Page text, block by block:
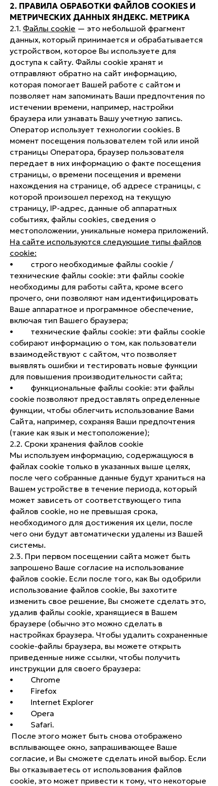
2. ПРАВИЛА ОБРАБОТКИ ФАЙЛОВ COOKIES И
МЕТРИЧЕСКИХ ДАННЫХ ЯНДЕКС. МЕТРИКА
2.1. Файлы cookie — это небольшой фрагмент
данных, который принимается и обрабатывается
устройством, которое Вы используете для
доступа к сайту. Файлы cookie хранят и
отправляют обратно на сайт информацию,
которая помогает Вашей работе с сайтом и
позволяет нам запоминать Ваши предпочтения по
истечении времени, например, настройки
браузера или узнавать Вашу учетную запись.
Оператор использует технологии cookies. В
момент посещения пользователем той или иной
страницы Оператора, браузер пользователя
передает в них информацию о факте посещения
страницы, о времени посещения и времени
нахождения на странице, об адресе страницы, с
которой произошел переход на текущую
страницу, IP-адрес, данные об аппаратных
событиях, файлы cookies, сведения о
местоположении, уникальные номера приложений.
На сайте используются следующие типы файлов
cookie:
• строго необходимые файлы cookie /
технические файлы cookie: эти файлы cookie
необходимы для работы сайта, кроме всего
прочего, они позволяют нам идентифицировать
Ваше аппаратное и программное обеспечение,
включая тип Вашего браузера;
• технические файлы cookie: эти файлы cookie
собирают информацию о том, как пользователи
взаимодействуют с сайтом, что позволяет
выявлять ошибки и тестировать новые функции
для повышения производительности сайта;
• функциональные файлы cookie: эти файлы
cookie позволяют предоставлять определенные
функции, чтобы облегчить использование Вами
Сайта, например, сохраняя Ваши предпочтения
(такие как язык и местоположение);
2.2. Сроки хранения файлов cookie
Мы используем информацию, содержащуюся в
файлах cookie только в указанных выше целях,
после чего собранные данные будут храниться на
Вашем устройстве в течение периода, который
может зависеть от соответствующего типа
файлов cookie, но не превышая срока,
необходимого для достижения их цели, после
чего они будут автоматически удалены из Вашей
системы.
2.3. При первом посещении сайта может быть
запрошено Ваше согласие на использование
файлов cookie. Если после того, как Вы одобрили
использование файлов cookie, Вы захотите
изменить свое решение, Вы сможете сделать это,
удалив файлы cookie, хранящиеся в Вашем
браузере (обычно это можно сделать в
настройках браузера. Чтобы удалить сохраненные
cookie-файлы браузера, вы можете открыть
приведенные ниже ссылки, чтобы получить
инструкции для своего браузера:
• Chrome
• Firefox
• Internet Explorer
• Opera
• Safari.
После этого может быть снова отображено
всплывающее окно, запрашивающее Ваше
согласие, и Вы сможете сделать иной выбор. Если
Вы отказываетесь от использования файлов
cookie, это может привести к тому, что некоторые